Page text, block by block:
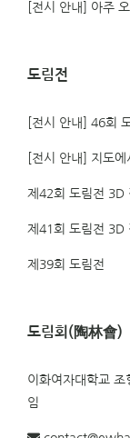
[전시 안내] 아주
도림전
[전시 안내] 46회
[전시 안내] 지도
제42회 도림전 3D
제41회 도림전 3D
제39회 도림전
도림회(陶林會)
이화여자대학교
임